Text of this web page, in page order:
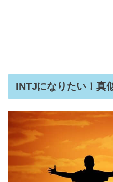
INTJになりたい！真